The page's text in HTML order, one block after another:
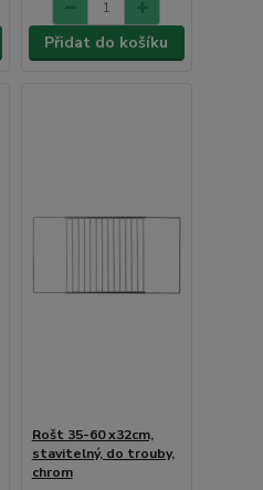
Přidat do košíku
Rošt 35-60 x32cm,
stavitelný, do trouby,
chrom